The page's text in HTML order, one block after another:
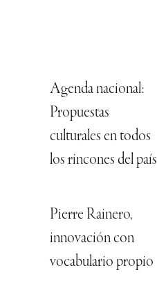
Agenda nacional:
Propuestas
culturales en todos
los rincones del país
Pierre Rainero,
innovación con
vocabulario propio